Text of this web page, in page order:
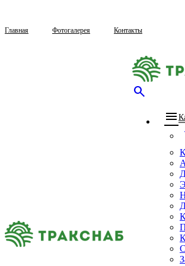
Главная Фотогалерея Контакты
search
menu